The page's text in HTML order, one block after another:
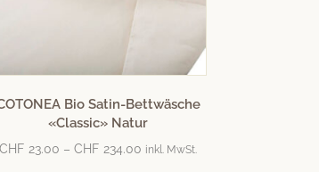
Bio Satin-Bettwäsche
«Classic» Natur
CHF 23.00 –CHF 234.00 inkl. MwSt.